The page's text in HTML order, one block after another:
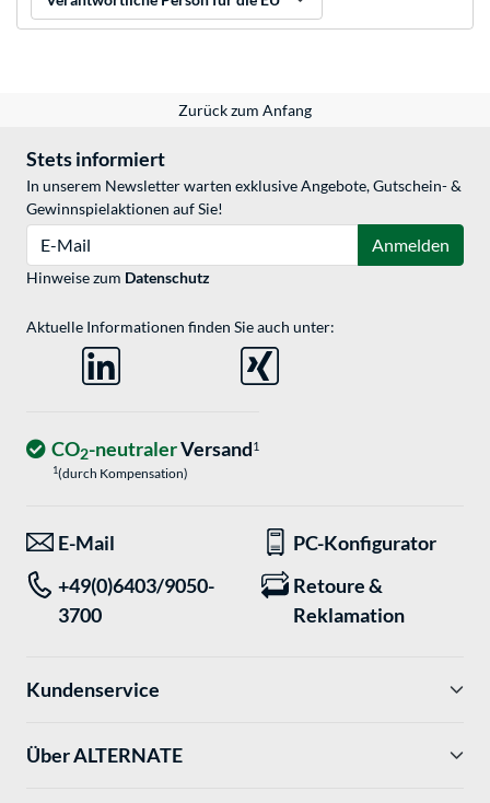
Zurück zum Anfang
Stets informiert
In unserem Newsletter warten exklusive Angebote, Gutschein- &
Gewinnspielaktionen auf Sie!
Anmelden
Hinweise zum Datenschutz
Aktuelle Informationen finden Sie auch unter:
CO2-neutralerVersand1
1(durch Kompensation)
E-Mail
PC-Konfigurator
+49(0)6403/9050-
3700
Retoure &
Reklamation
Kundenservice
Über ALTERNATE